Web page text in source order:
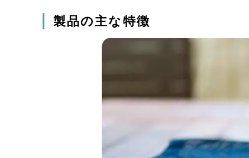
製品の主な特徴